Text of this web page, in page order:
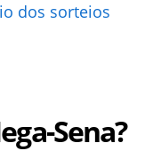
dos sorteios
Sena?